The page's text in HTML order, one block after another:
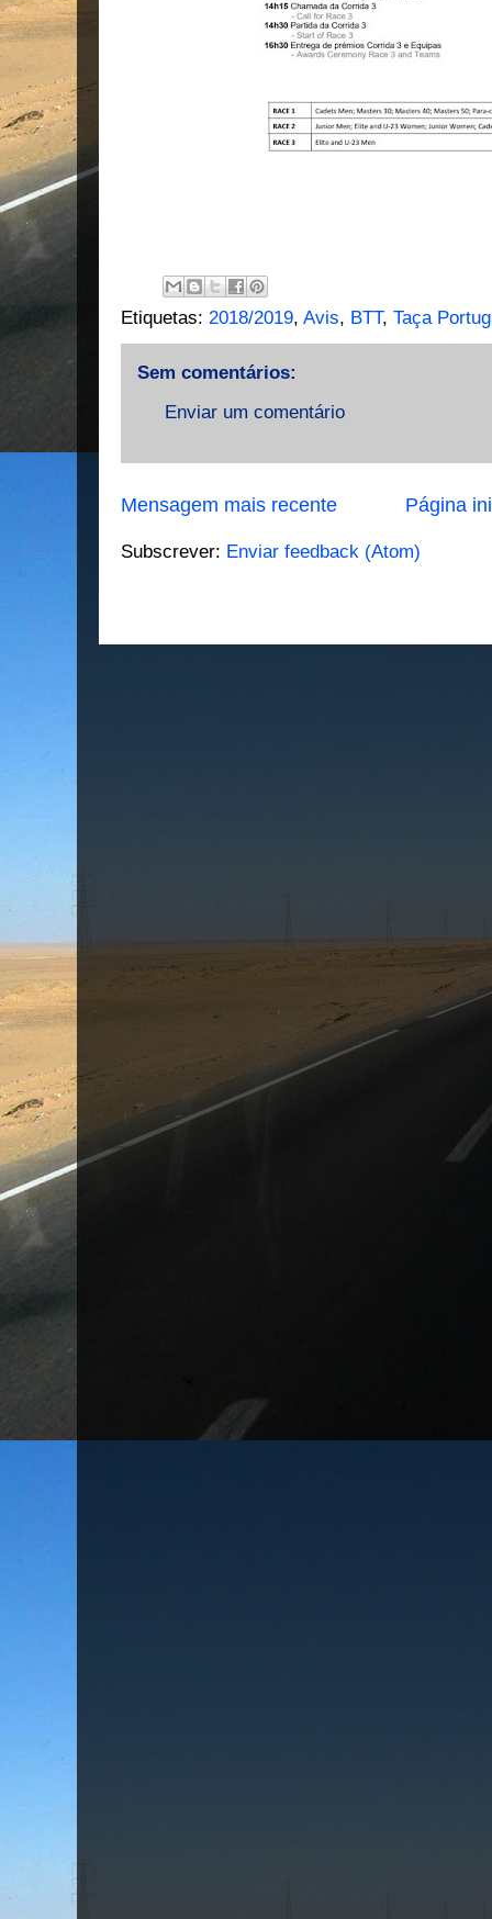
Etiquetas: 2018/2019, Avis, BTT, Taça
Sem comentários:
Enviar um comentário
Mensagem mais recente Página
Subscrever: Enviar feedback (Atom)